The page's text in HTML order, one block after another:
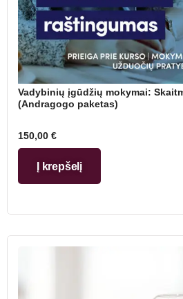
Vadybinių įgūdžių mokymai:
(Andragogo paketas)
150,00 €
Į krepšelį